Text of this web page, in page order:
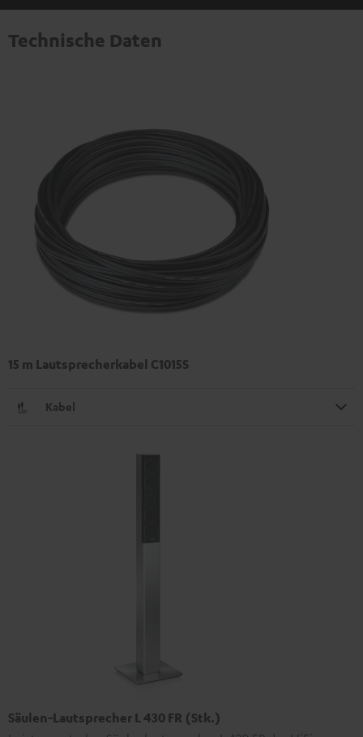
Technische Daten
15 m Lautsprecherkabel C1015S
Kabel
Säulen-Lautsprecher L 430 FR (Stk.)